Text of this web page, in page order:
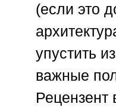
(если это
упустить
важные
Рецензент